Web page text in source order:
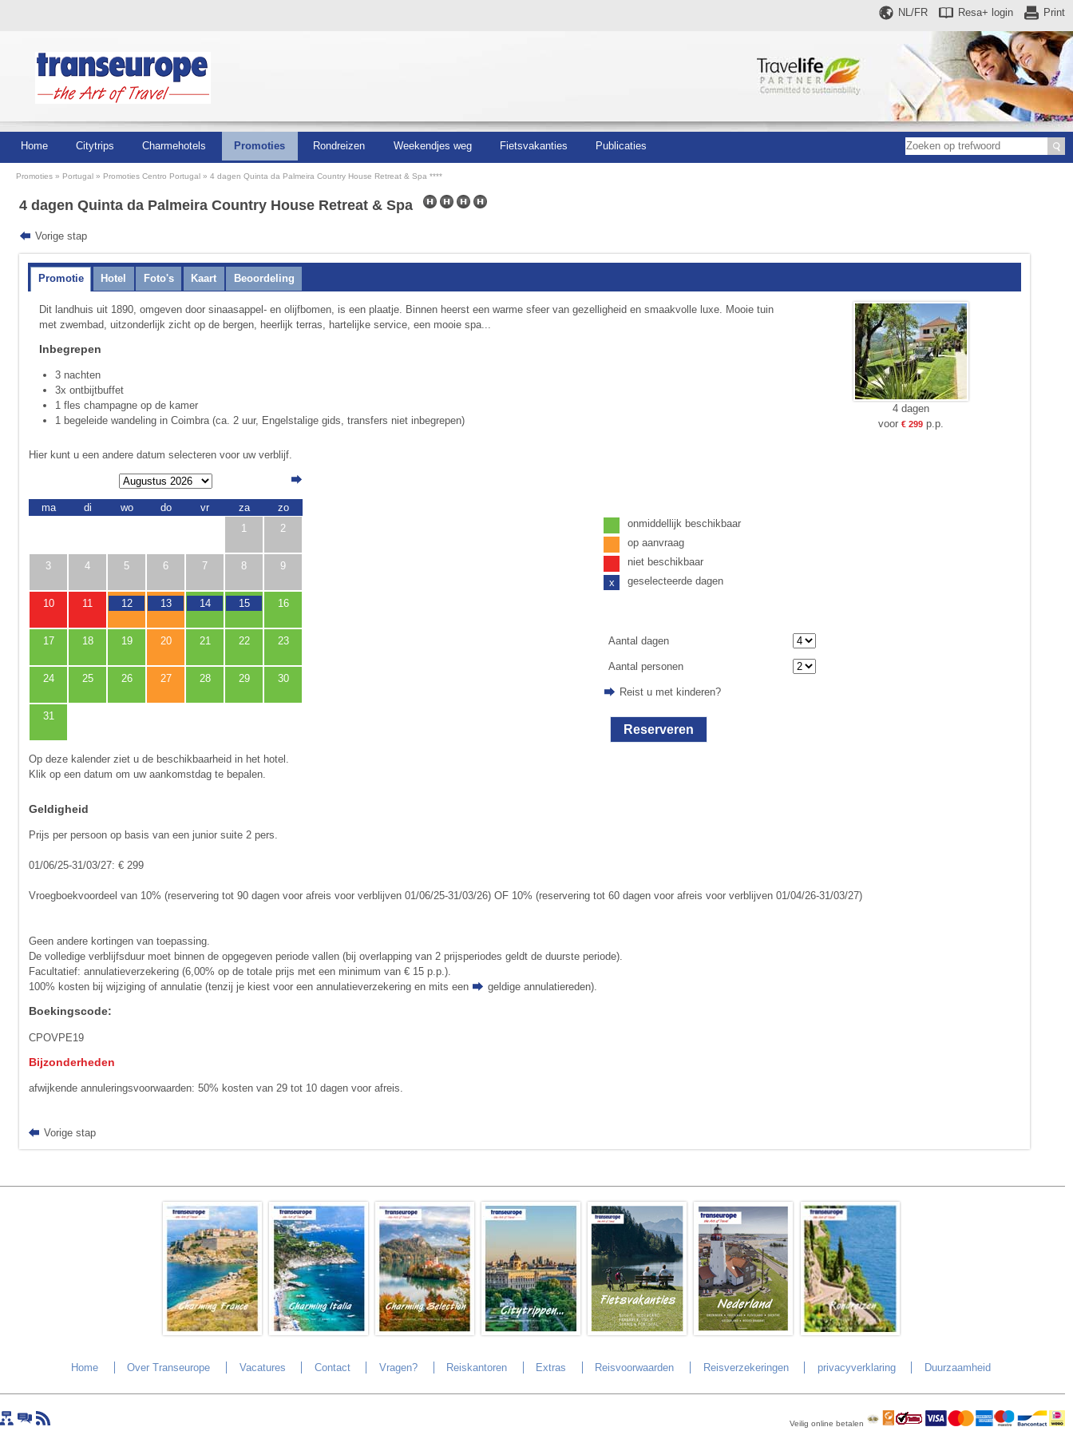
Print
Resa+ login
NL/FR
Home Citytrips Charmehotels Promoties Rondreizen Weekendjes weg Fietsvakanties Publicaties
Promoties Portugal Promoties Centro Portugal 4 dagen Quinta da Palmeira Country House Retreat & Spa ****
4 dagen Quinta da Palmeira Country House Retreat & Spa
Vorige stap
Promotie Hotel Foto's Kaart Beoordeling
Dit landhuis uit 1890, omgeven door sinaasappel- en olijfbomen, is een plaatje. Binnen heerst een warme sfeer van gezellig­heid en smaakvolle luxe. Mooie tuin
met zwembad, uitzonderlijk zicht op de bergen, heerlijk terras, hartelijke service, een mooie spa...
Inbegrepen
3 nachten
3x ontbijtbuffet
1 fles champagne op de kamer
1 begeleide wandeling in Coimbra (ca. 2 uur, Engelstalige gids, transfers niet inbegrepen)
4 dagen
voor€ 299 p.p.
Hier kunt u een andere datum selecteren voor uw verblijf.
ma di wo do vr za
zo
1
2
3 4 5 6 7 8 9
10 11 12 13 14 15 16
17 18 19 20 21 22 23
24 25 26 27 28 29 30
31
Op deze kalender ziet u de beschikbaarheid in het hotel.
Klik op een datum om uw aankomstdag te bepalen.
onmiddellijk beschikbaar
op aanvraag
niet beschikbaar
x
geselecteerde dagen
Aantal dagen
Aantal personen
Reist u met kinderen?
Reserveren
Geldigheid
Prijs per persoon op basis van een junior suite 2 pers.
01/06/25-31/03/27: € 299
Vroegboekvoordeel van 10% (reservering tot 90 dagen voor afreis voor verblijven 01/06/25-31/03/26) OF 10% (reservering tot 60 dagen voor afreis voor verblijven 01/04/26-31/03/27)
Geen andere kortingen van toepassing.
De volledige verblijfsduur moet binnen de opgegeven periode vallen (bij overlapping van 2 prijsperiodes geldt de duurste periode).
Facultatief: annulatieverzekering (6,00% op de totale prijs met een minimum van € 15 p.p.).
100% kosten bij wijziging of annulatie (tenzij je kiest voor een annulatieverzekering en mits een
geldige annulatiereden).
Boekingscode:
CPOVPE19
Bijzonderheden
afwijkende annuleringsvoorwaarden: 50% kosten van 29 tot 10 dagen voor afreis.
Vorige stap
Home Over Transeurope Vacatures Contact Vragen? Reiskantoren Extras Reisvoorwaarden Reisverzekeringen privacyverklaring Duurzaamheid
Veilig online betalen